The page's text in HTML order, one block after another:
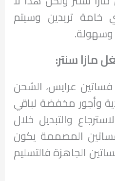
خامة تريدين وسيتم
وسهولة.
مازا سنتر:
عرايس، الشحن
وأجور مخفضة لباقي
والتبديل خلال
المصممة يكون
الفساتين الجاهزة فالتسليم